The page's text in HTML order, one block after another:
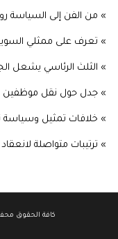
» من الفن إلى السياسة
» تعرف على ممثلي
» الثلث الرئاسي يشعل
» جدل حول نقل
» خلافات تمثيل
» ترتيبات متواصلة
كافة الحقوق محفوظة ©